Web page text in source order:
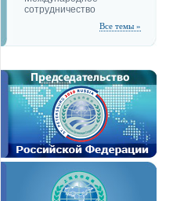
сотрудничество
Все темы »